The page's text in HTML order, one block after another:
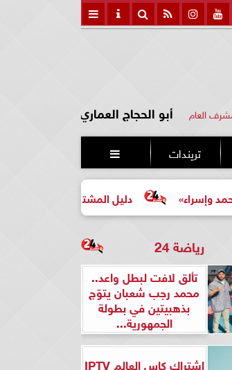
العام أبو الحجاج العماري
تريندات 
دليل المشتري لأول مرة لاختيار مشروع
رياضة 24
تألق لافت لبطل واعد..
محمد رجب شعبان يتوّج
بذهبيتين في بطولة
الجمهورية...
اشتراك كاس العالم IPTV